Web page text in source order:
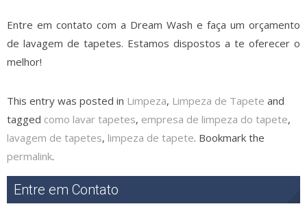
Entre em contato com a Dream Wash e faça um orçamento
de lavagem de tapetes. Estamos dispostos a te oferecer o
melhor!
This entry was posted in Limpeza, Limpeza de Tapete and
tagged como lavar tapetes, empresa de limpeza do tapete,
lavagem de tapetes, limpeza de tapete. Bookmark the
permalink.
Entre em Contato